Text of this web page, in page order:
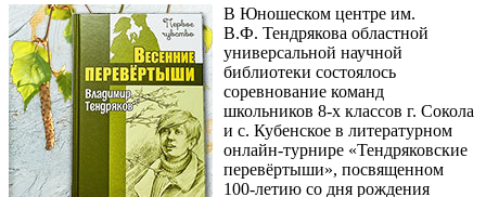
В Юношеском центре им.
В.Ф. Тендрякова областной
универсальной научной
библиотеки состоялось
соревнование команд
школьников 8-х классов г. Сокола
и с. Кубенское в литературном
онлайн-турнире «Тендряковские
перевёртыши», посвященном
100-летию со дня рождения